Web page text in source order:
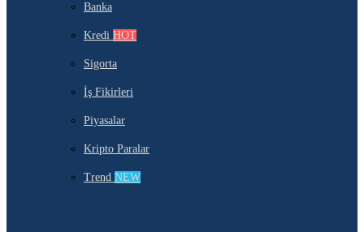
Banka
Kredi HOT
Sigorta
İş Fikirleri
Piyasalar
Kripto Paralar
Trend NEW